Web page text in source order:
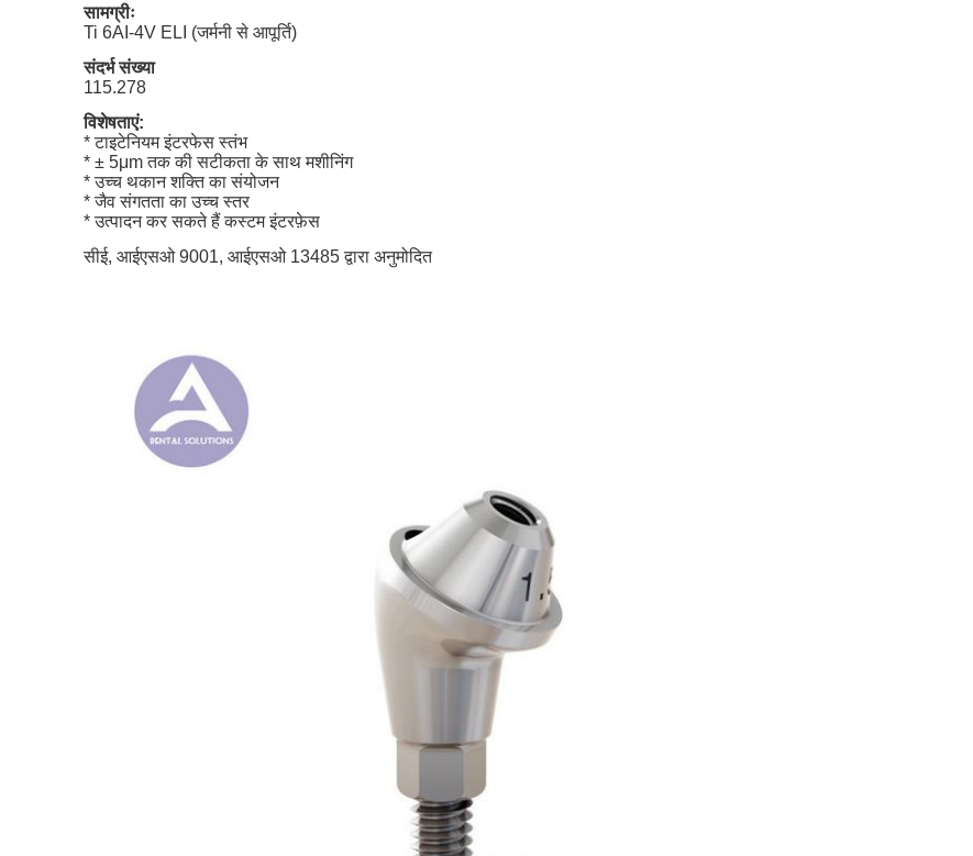
सामग्रीः
Ti 6AI-4V ELI (जर्मनी से आपूर्ति)
संदर्भ संख्या
115.278
विशेषताएं:
* टाइटेनियम इंटरफेस स्तंभ
* ± 5μm तक की सटीकता के साथ मशीनिंग
* उच्च थकान शक्ति का संयोजन
* जैव संगतता का उच्च स्तर
* उत्पादन कर सकते हैं कस्टम इंटरफ़ेस
सीई, आईएसओ 9001, आईएसओ 13485 द्वारा अनुमोदित